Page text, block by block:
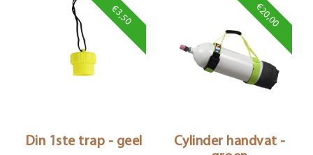
€3,50
Din 1ste trap - geel
€20,00
Cylinder handvat -